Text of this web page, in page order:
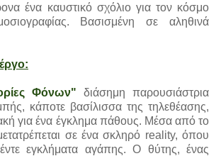
ένα καυστικό σχόλιο για τον κόσμο
Βασισμένη σε αληθινά
Φόνων" διάσημη παρουσιάστρια
κάποτε βασίλισσα της τηλεθέασης,
για ένα έγκλημα πάθους. Μέσα από το
σε ένα σκληρό reality, όπου
εγκλήματα αγάπης. Ο θύτης, ένας